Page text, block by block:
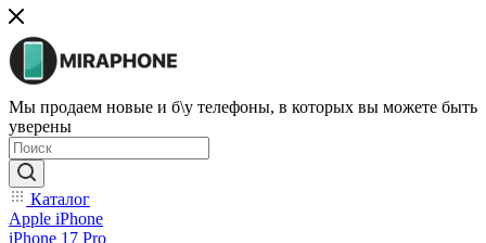
Мы продаем новые и б\у телефоны, в которых вы можете быть
уверены
Каталог
Apple iPhone
iPhone 17 Pro